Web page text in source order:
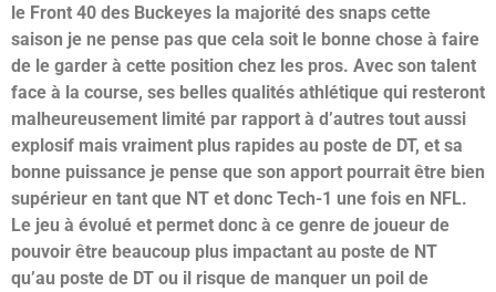
le Front 40 des Buckeyes la majorité des snaps cette
saison je ne pense pas que cela soit le bonne chose à faire
de le garder à cette position chez les pros. Avec son talent
face à la course, ses belles qualités athlétique qui resteront
malheureusement limité par rapport à d’autres tout aussi
explosif mais vraiment plus rapides au poste de DT, et sa
bonne puissance je pense que son apport pourrait être bien
supérieur en tant que NT et donc Tech-1 une fois en NFL.
Le jeu à évolué et permet donc à ce genre de joueur de
pouvoir être beaucoup plus impactant au poste de NT
qu’au poste de DT ou il risque de manquer un poil de